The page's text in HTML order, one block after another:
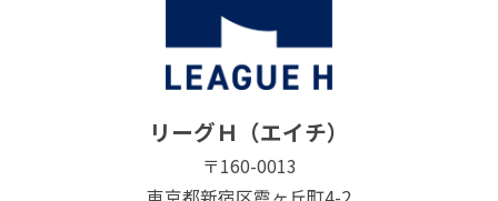
リーグＨ（エイチ）
〒160-0013